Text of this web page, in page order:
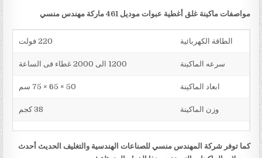
مواصفات ماكينة غلق أغطية عبوات موديل 461 ماركة مهندس منسي
الطاقة الكهربائية 220 فولت
سرعه الماكينة 1200 الى 2000 غطاء فى الساعة
ابعاد الماكينة 50 × 65 × 75 سم
وزن الماكينة 38 كجم
كما توفر شركة المهندس منسي للصناعات الهندسية والتغليف الحديث أحدث